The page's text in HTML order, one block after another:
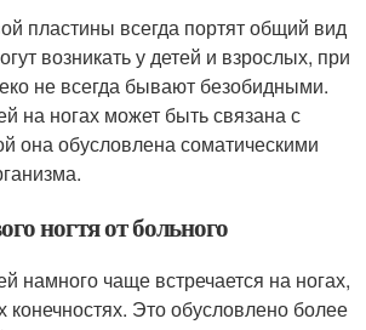
пластины всегда портят общий вид
возникать у детей и взрослых, при
не всегда бывают безобидными.
на ногах может быть связана с
она обусловлена соматическими
ногтя от больного
намного чаще встречается на ногах,
конечностях. Это обусловлено более